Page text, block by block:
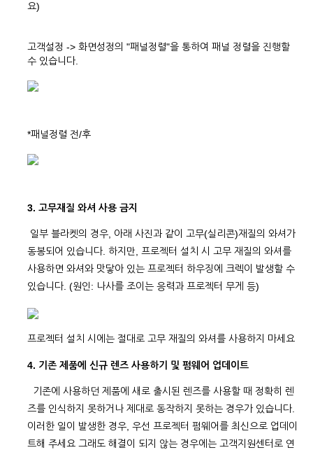
요)
고객설정 -> 화면성정의 "패널정렬"을 통하여 패널 정렬을 진행할
수 있습니다.
*패널정렬 전/후
3. 고무재질 와셔 사용 금지
일부 블라켓의 경우, 아래 사진과 같이 고무(실리콘)재질의 와셔가
동봉되어 있습니다. 하지만, 프로젝터 설치 시 고무 재질의 와셔를
사용하면 와셔와 맛닿아 있는 프로젝터 하우징에 크렉이 발생할 수
있습니다. (원인: 나사를 조이는 응력과 프로젝터 무게 등)
프로젝터 설치 시에는 절대로 고무 재질의 와셔를 사용하지 마세요
4. 기존 제품에 신규 렌즈 사용하기 및 펌웨어 업데이트
기존에 사용하던 제품에 새로 출시된 렌즈를 사용할 때 정확히 렌
즈를 인식하지 못하거나 제대로 동작하지 못하는 경우가 있습니다.
이러한 일이 발생한 경우, 우선 프로젝터 펌웨어를 최신으로 업데이
트해 주세요 그래도 해결이 되지 않는 경우에는 고객지원센터로 연